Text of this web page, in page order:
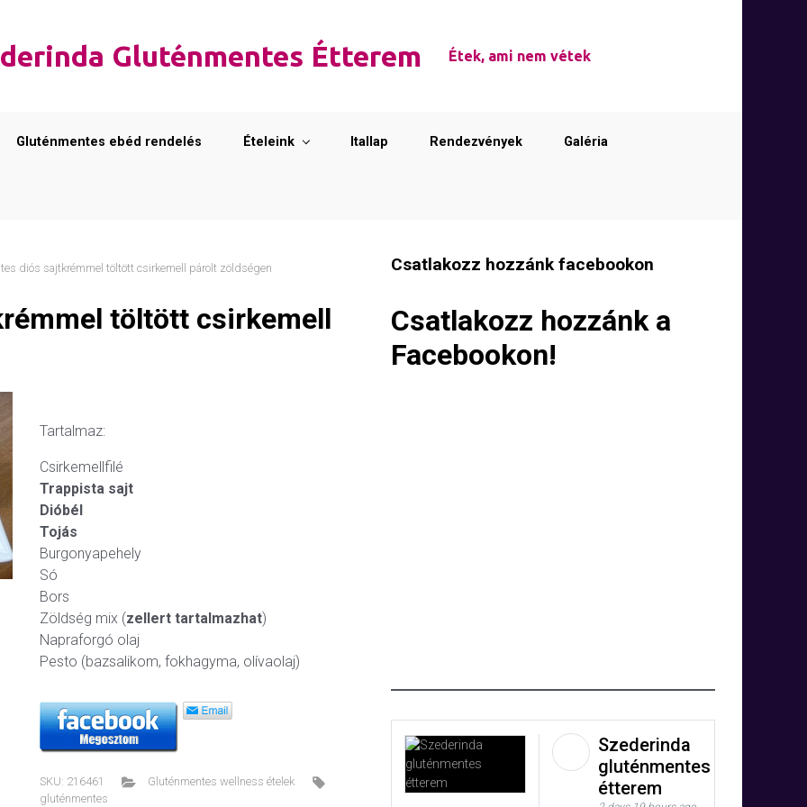
Gluténmentes Étterem Étek, ami nem vétek
Gluténmentes ebéd rendelés Ételeink Itallap Rendezvények Galéria
diós sajtkrémmel töltött csirkemell párolt zöldségen
töltött csirkemell
Tartalmaz:
Csirkemellfilé
Trappista sajt
Dióbél
Tojás
Burgonyapehely
Só
Bors
Zöldség mix (zellert tartalmazhat)
Napraforgó olaj
Pesto (bazsalikom, fokhagyma, olívaolaj)
SKU: 216461
Gluténmentes wellness ételek
gluténmentes
Csatlakozz hozzánk facebookon
Csatlakozz hozzánk a
Facebookon!
Szederinda
gluténmentes
étterem